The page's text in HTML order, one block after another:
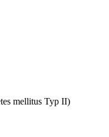
mellitus Typ II)